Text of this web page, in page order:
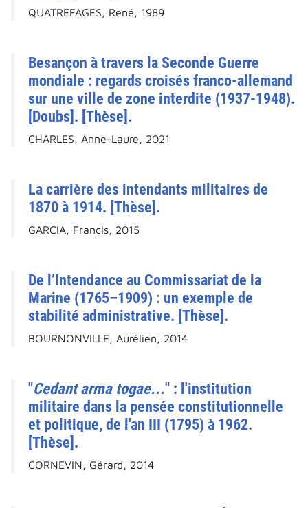
QUATREFAGES, René, 1989
Besançon à travers la Seconde Guerre
mondiale : regards croisés franco-allemand
sur une ville de zone interdite (1937-1948).
[Doubs]. [Thèse].
CHARLES, Anne-Laure, 2021
La carrière des intendants militaires de
1870 à 1914. [Thèse].
GARCIA, Francis, 2015
De l’Intendance au Commissariat de la
Marine (1765–1909) : un exemple de
stabilité administrative. [Thèse].
BOURNONVILLE, Aurélien, 2014
"Cedant arma togae..." : l'institution
militaire dans la pensée constitutionnelle
et politique, de l'an III (1795) à 1962.
[Thèse].
CORNEVIN, Gérard, 2014